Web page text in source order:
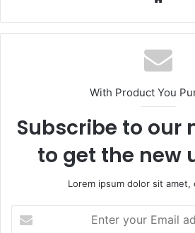
With Product You
Subscribe to our
to get the new
Lorem ipsum dolor sit amet,
your